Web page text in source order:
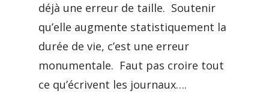
déjà une erreur de taille. Soutenir
qu’elle augmente statistiquement la
durée de vie, c’est une erreur
monumentale. Faut pas croire tout
ce qu’écrivent les journaux….